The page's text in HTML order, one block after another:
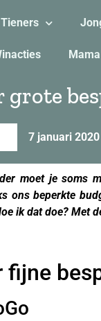
Tieners
Mama
grote
7 januari 2020
moet je soms
ons beperkte
ik dat doe? Met
fijne